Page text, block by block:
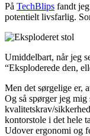
På TechBlips fandt
potentielt livsfarlig.
Umiddelbart, når jeg
“Eksploderede den,
Men det sørgelige er,
Og så spørger jeg
kvalitetskrav/
kontorstole i det hele
Udover ergonomi og